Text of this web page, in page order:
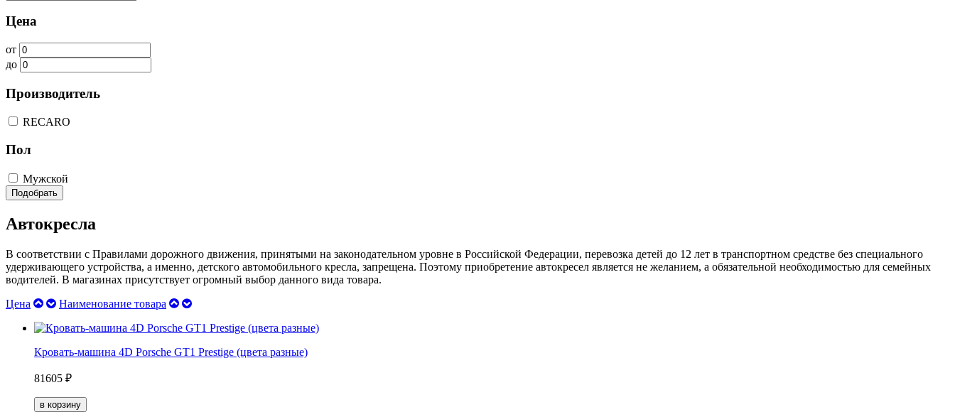
Цена
от
до
Производитель
RECARO
Пол
Мужской
Подобрать
Автокресла
В соответствии с Правилами дорожного движения, принятыми на законодательном уровне в Российской Федерации, перевозка детей до 12 лет в транспортном средстве без специального
удерживающего устройства, а именно, детского автомобильного кресла, запрещена. Поэтому приобретение автокресел является не желанием, а обязательной необходимостью для семейных
водителей. В магазинах присутствует огромный выбор данного вида товара.
Цена
Наименование товара
Кровать-машина 4D Porsche GT1 Prestige (цвета разные)
81605 ₽